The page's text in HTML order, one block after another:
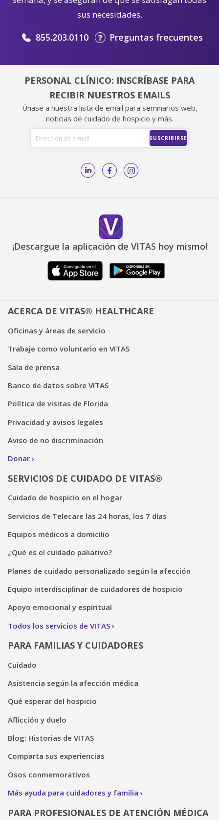
sus necesidades.
855.203.0110 Preguntas frecuentes
PERSONAL CLÍNICO: INSCRÍBASE PARA
RECIBIR NUESTROS EMAILS
Únase a nuestra lista de email para seminarios web,
noticias de cuidado de hospicio y más.
¡Descargue la aplicación de VITAS hoy mismo!
ACERCA DE VITAS® HEALTHCARE
Oficinas y áreas de servicio
Trabaje como voluntario en VITAS
Sala de prensa
Banco de datos sobre VITAS
Política de visitas de Florida
Privacidad y avisos legales
Aviso de no discriminación
Donar
SERVICIOS DE CUIDADO DE VITAS®
Cuidado de hospicio en el hogar
Servicios de Telecare las 24 horas, los 7 días
Equipos médicos a domicilio
¿Qué es el cuidado paliativo?
Planes de cuidado personalizado según la afección
Equipo interdisciplinar de cuidadores de hospicio
Apoyo emocional y espiritual
Todos los servicios de VITAS
PARA FAMILIAS Y CUIDADORES
Cuidado
Asistencia según la afección médica
Qué esperar del hospicio
Aflicción y duelo
Blog: Historias de VITAS
Comparta sus experiencias
Osos conmemorativos
Más ayuda para cuidadores y familia
PARA PROFESIONALES DE ATENCIÓN MÉDICA